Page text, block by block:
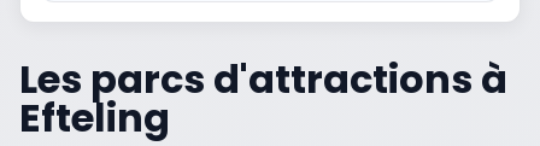
Les parcs d'attractions à
Efteling